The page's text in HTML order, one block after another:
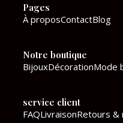
Pages
À proposContactBlog
Notre boutique
BijouxDécorationMode
service client
FAQLivraisonRetours &